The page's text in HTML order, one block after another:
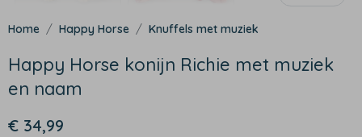
Happy Horse Knuffels met muziek
Happy Horse konijn Richie met muziek
en naam
€ 34,99